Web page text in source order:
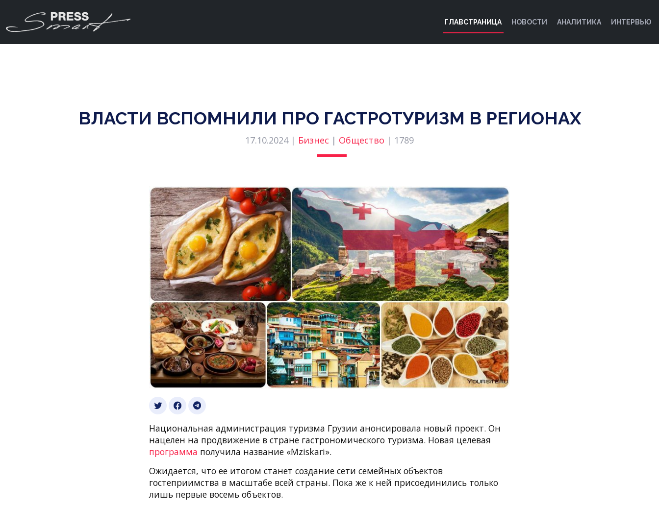
ГЛАВСТРАНИЦА НОВОСТИ АНАЛИТИКА ИНТЕРВЬЮ
ВЛАСТИ ВСПОМНИЛИ ПРО ГАСТРОТУРИЗМ В РЕГИОНАХ
17.10.2024 | Бизнес | Общество | 1789
Национальная администрация туризма Грузии анонсировала новый проект. Он
нацелен на продвижение в стране гастрономического туризма. Новая целевая
программа получила название «Mziskari».
Ожидается, что ее итогом станет создание сети семейных объектов
гостеприимства в масштабе всей страны. Пока же к ней присоединились только
лишь первые восемь объектов.